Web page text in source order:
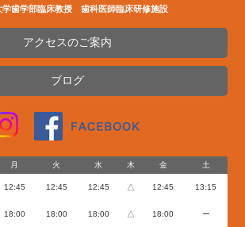
学歯学部臨床教授 歯科医師臨床研修施設
アクセスのご案内
ブログ
月 火 水 木 金 土
12:45 12:45 12:45 △ 12:45 13:15
18:00 18:00 18:00 △ 18:00 ー